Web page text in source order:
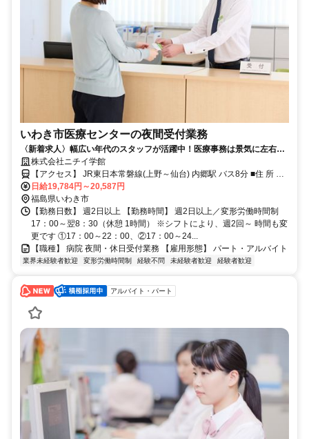
いわき市医療センターの夜間受付業務
〈新着求人〉幅広い年代のスタッフが活躍中！医療事務は景気に左右さ
れない安定したお仕事です！
株式会社ニチイ学館
【アクセス】 JR東日本常磐線(上野～仙台) 内郷駅 バス8分 ■住 所 福
島県 いわき市 内郷御厩町久世原１６ ■アクセス JR東日本常磐線(上野
～仙台) 内郷駅 バス8分
日給19,784円～20,587円
福島県いわき市
【勤務日数】 週2日以上 【勤務時間】 週2日以上／変形労働時間制
17：00～翌8：30（休憩 1時間） ※シフトにより、週2回～ 時間も変
更です ①17：00～22：00、②17：00～24...
【職種】 病院 夜間・休日受付業務 【雇用形態】 パート・アルバイト
業界未経験者歓迎 変形労働時間制 経験不問 未経験者歓迎 経験者歓迎
アルバイト・パート